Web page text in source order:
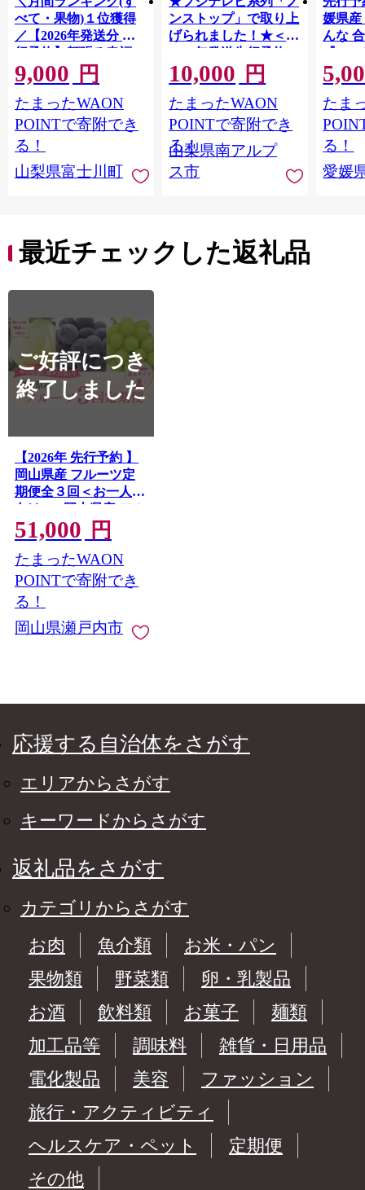
べて・果物)１位獲得
／【2026年発送分 先
行予約】頬張る幸福
感 〜緑の宝石・ シ
ャインマスカット 〜
１ｋｇ以上（２〜３
房） フルーツ 山梨県
産 果物 くだもの シャ
イン マスカット ぶど
う ブドウ 葡萄 大粒 種
9,000 円
たまったWAON
POINTで寄附でき
る！
山梨県富士川町
ンストップ」で取り上
げられました！★＜
2026年発送先行予約＞
南アルプス市産シャイ
ンマスカット1.2kg以
上（2～3房） クール
便発送 ALPAG007
10,000 円
たまったWAON
POINTで寄附でき
る！
山梨県南アルプ
ス市
媛県産
んな
『
出荷
ご自宅
マド
あり
ツ 高
産地直
レンジ
たま
る！
愛媛
最近チェックした返礼品
ご好評につき
終了しました
【2026年 先行予約 】
岡山県産 フルーツ定
期便全３回＜お一人様
向け＞ | 岡山県産 フル
ーツ定期便 3回 定期便
岡山白桃 白桃 ニュー
ピオーネ シャインマ
スカット 晴王 桃 ぶど
う 葡萄 果物 国産フル
ーツ 旬の果物 化粧箱
入り 産地直送 人気 高
51,000 円
たまったWAON
POINTで寄附でき
る！
岡山県瀬戸内市
応援する自治体をさがす
エリアからさがす
キーワードからさがす
返礼品をさがす
カテゴリからさがす
お肉
魚介類
お米・パン
果物類
野菜類
卵・乳製品
お酒
飲料類 お菓子
麺類
加工品等
調味料
雑貨・日用品
電化製品
美容
ファッション
旅行・アクティビティ
ヘルスケア・ペット
定期便
その他